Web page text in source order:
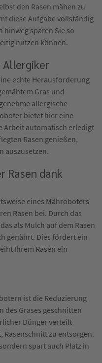
den Rasen mähen zu
diese Aufgabe vollständig
hinweg sparen Sie so
nutzen können.
echte Herausforderung
Gras und
allergische
bietet hier eine
Arbeit automatisch erledigt
Rasen genießen,
auszusetzen.
Rasen dank
eines Mähroboters
Rasen bei. Durch das
als Mulch auf dem Rasen
genährt. Dies fördert ein
Ihrem Rasen ein
ist die Reduzierung
des Grases geschnitten
Dünger verteilt
zu entsorgen.
spart auch Platz in